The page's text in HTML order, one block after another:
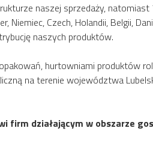
naszej sprzedaży,
Niemiec, Czech, Holandii, Belgii,
naszych produktów.
hurtowniami produktów
na terenie województwa
firm działającym w obszarze